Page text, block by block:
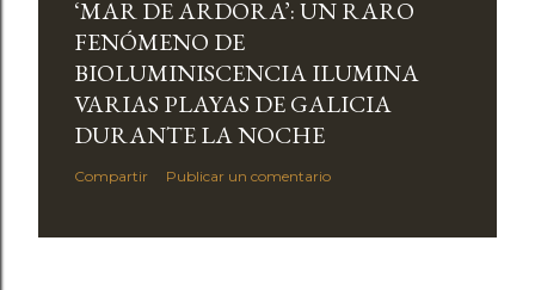
‘MAR DE ARDORA’: UN RARO
FENÓMENO DE
BIOLUMINISCENCIA ILUMINA
VARIAS PLAYAS DE GALICIA
DURANTE LA NOCHE
Compartir Publicar un comentario